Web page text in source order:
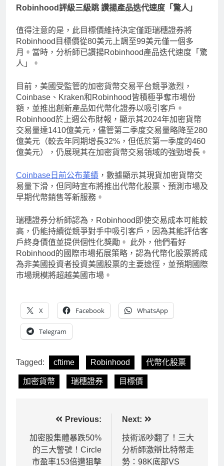
Robinhood評級三級跳 讚揚產品迭代速度「驚人」
值得注意的是，此目標價維持決定僅距瑞穗證券將
Robinhood目標價從80美元上調至99美元僅一個多
月。當時，分析師已讚揚Robinhood產品迭代速度「驚
人」。
目前，美國受監管的加密貨幣交易平台競爭激烈，
Coinbase、Kraken和Robinhood皆積極爭奪市場份
額，並推出創新產品如代幣化證券以吸引客戶。
Robinhood於上週公布財報，顯示其2024年加密貨幣
交易量達1410億美元，儘管第二季度交易量略降至280
億美元（較去年同期增長32%，但低於第一季度的460
億美元），仍展現其在加密貨幣交易領域的強勁增長。
Coinbase日前公布業績 ，數據顯示其現貨加密貨幣交
易量下滑，但同時宣布將推出代幣化股票、預測市場及
早期代幣銷售等新服務。
瑞穗證券分析師認為，Robinhood即使交易成本可能較
高，仍能持續從競爭對手中吸引客戶，因為其能評估客
戶終身價值並提供個性化獎勵。 此外，他們看好
Robinhood的國際市場拓展策略，認為代幣化股票將成
為非美國投資者投資美國股票的主要途徑，並預期國際
市場規模將超越美國市場。
X Facebook WhatsApp
Telegram
Tagged: cftime Robinhood 代幣化股票
加密貨幣 瑞穗證券 目標價
章
導
Previous:
加密股集體暴跌50%
的三大警號！Circle
市盈率153倍遭狙擊
Next:
技術派吵翻了！三大
分析師激辯比特幣走
勢：98K底部VS